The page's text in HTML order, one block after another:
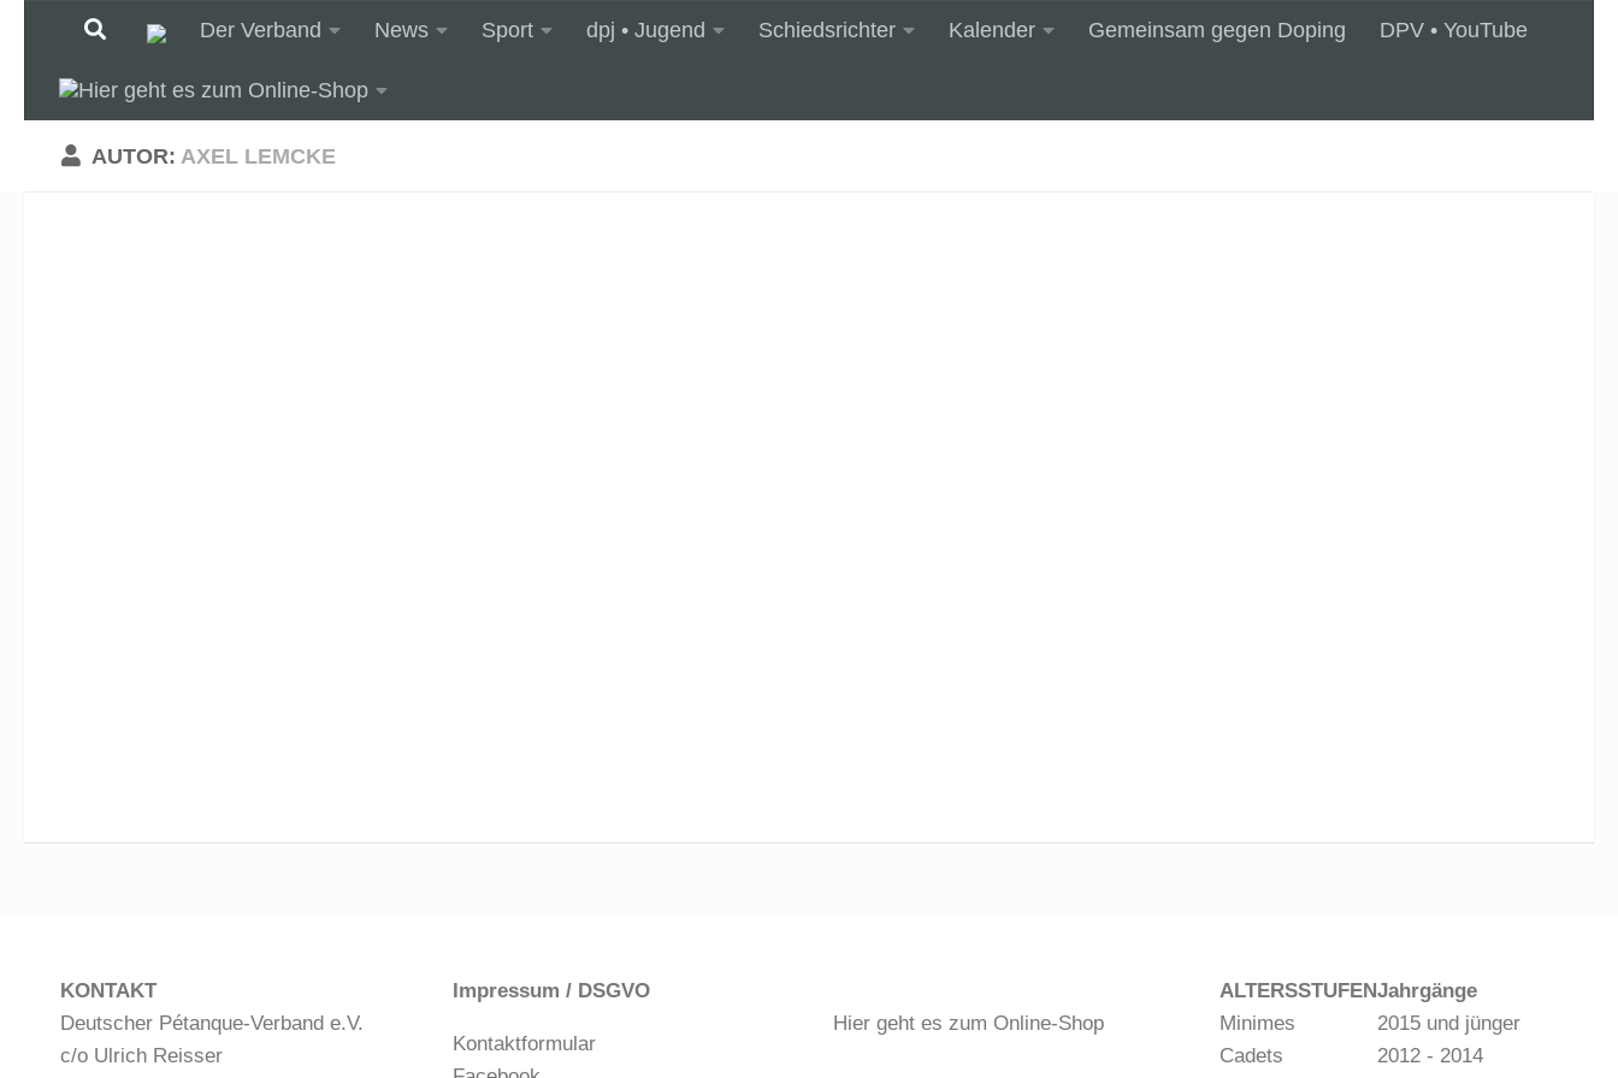
Unter dem InhaltDer Verband News Sport dpj • Jugend Schiedsrichter Kalender Gemeinsam gegen Doping DPV • YouTube
AUTOR:AXEL LEMCKE
KONTAKT
Deutscher Pétanque-Verband e.V.
c/o Ulrich Reisser
Impressum / DSGVO
Kontaktformular
Hier geht es zum Online-Shop
ALTERSSTUFENJahrgänge
Minimes
2015 und jünger
Cadets
2012 - 2014